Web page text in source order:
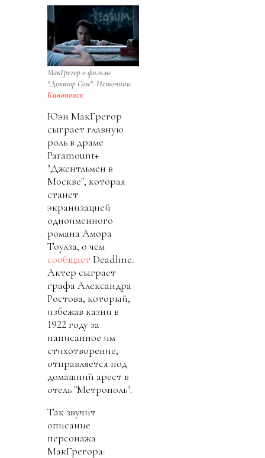
МакГрегор в фильме
"Доктор Сон". Источник:
Кинопоиск
Юэн МакГрегор
сыграет главную
роль в драме
Paramount+
"Джентльмен в
Москве", которая
станет
экранизацией
одноименного
романа Амора
Тоулза, о чем
сообщает Deadline.
Актер сыграет
графа Александра
Ростова, который,
избежав казни в
1922 году за
написанное им
стихотворение,
отправляется под
домашний арест в
отель "Метрополь".
Так звучит
описание
персонажа
МакГрегора: